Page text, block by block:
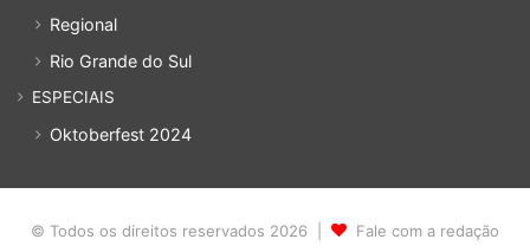
Regional
Rio Grande do Sul
ESPECIAIS
Oktoberfest 2024
© Todos os direitos reservados 2026 |
Fale com a redação